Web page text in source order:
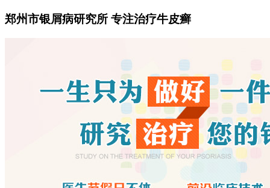
郑州市银屑病研究所 专注治疗牛皮癣